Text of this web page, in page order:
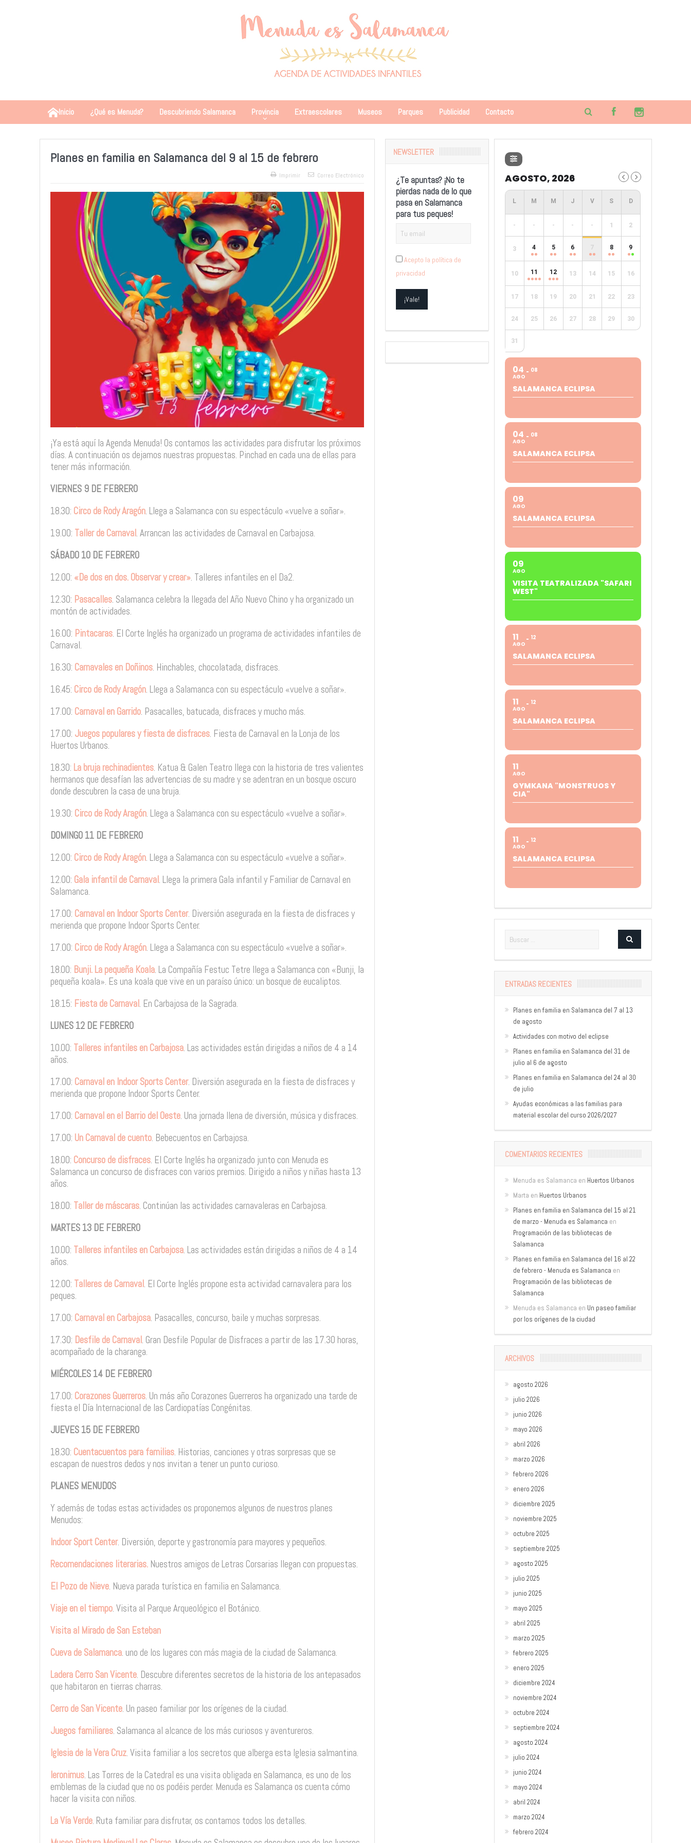
Inicio ¿Qué es Menuda? Descubriendo Salamanca Provincia Extraescolares Museos Parques Publicidad Contacto
Planes en familia en Salamanca del 9 al 15 de febrero
Imprimir Correo Electrónico
¡Ya está aquí la Agenda Menuda! Os contamos las actividades para disfrutar los próximos
días. A continuación os dejamos nuestras propuestas. Pinchad en cada una de ellas para
tener más información.
VIERNES 9 DE FEBRERO
18.30: Circo de Rody Aragón. Llega a Salamanca con su espectáculo «vuelve a soñar».
19.00: Taller de Carnaval. Arrancan las actividades de Carnaval en Carbajosa.
SÁBADO 10 DE FEBRERO
12.00: «De dos en dos. Observar y crear». Talleres infantiles en el Da2.
12.30: Pasacalles. Salamanca celebra la llegada del Año Nuevo Chino y ha organizado un
montón de actividades.
16.00: Pintacaras. El Corte Inglés ha organizado un programa de actividades infantiles de
Carnaval.
16.30: Carnavales en Doñinos. Hinchables, chocolatada, disfraces.
16.45: Circo de Rody Aragón. Llega a Salamanca con su espectáculo «vuelve a soñar».
17.00: Carnaval en Garrido. Pasacalles, batucada, disfraces y mucho más.
17.00: Juegos populares y fiesta de disfraces. Fiesta de Carnaval en la Lonja de los
Huertos Urbanos.
18.30: La bruja rechinadientes. Katua & Galen Teatro llega con la historia de tres valientes
hermanos que desafían las advertencias de su madre y se adentran en un bosque oscuro
donde descubren la casa de una bruja.
19.30: Circo de Rody Aragón. Llega a Salamanca con su espectáculo «vuelve a soñar».
DOMINGO 11 DE FEBRERO
12.00: Circo de Rody Aragón. Llega a Salamanca con su espectáculo «vuelve a soñar».
12.00: Gala infantil de Carnaval. Llega la primera Gala infantil y Familiar de Carnaval en
Salamanca.
17.00: Carnaval en Indoor Sports Center. Diversión asegurada en la fiesta de disfraces y
merienda que propone Indoor Sports Center.
17.00: Circo de Rody Aragón. Llega a Salamanca con su espectáculo «vuelve a soñar».
18.00: Bunji. La pequeña Koala. La Compañía Festuc Tetre llega a Salamanca con «Bunji, la
pequeña koala». Es una koala que vive en un paraíso único: un bosque de eucaliptos.
18.15: Fiesta de Carnaval. En Carbajosa de la Sagrada.
LUNES 12 DE FEBRERO
10.00: Talleres infantiles en Carbajosa. Las actividades están dirigidas a niños de 4 a 14
años.
17.00: Carnaval en Indoor Sports Center. Diversión asegurada en la fiesta de disfraces y
merienda que propone Indoor Sports Center.
17.00: Carnaval en el Barrio del Oeste. Una jornada llena de diversión, música y disfraces.
17.00: Un Carnaval de cuento. Bebecuentos en Carbajosa.
18.00: Concurso de disfraces. El Corte Inglés ha organizado junto con Menuda es
Salamanca un concurso de disfraces con varios premios. Dirigido a niños y niñas hasta 13
años.
18.00: Taller de máscaras. Continúan las actividades carnavaleras en Carbajosa.
MARTES 13 DE FEBRERO
10.00: Talleres infantiles en Carbajosa. Las actividades están dirigidas a niños de 4 a 14
años.
12.00: Talleres de Carnaval. El Corte Inglés propone esta actividad carnavalera para los
peques.
17.00: Carnaval en Carbajosa. Pasacalles, concurso, baile y muchas sorpresas.
17.30: Desfile de Carnaval. Gran Desfile Popular de Disfraces a partir de las 17.30 horas,
acompañado de la charanga.
MIÉRCOLES 14 DE FEBRERO
17.00: Corazones Guerreros. Un más año Corazones Guerreros ha organizado una tarde de
fiesta el Día Internacional de las Cardiopatías Congénitas.
JUEVES 15 DE FEBRERO
18.30: Cuentacuentos para familias. Historias, canciones y otras sorpresas que se
escapan de nuestros dedos y nos invitan a tener un punto curioso.
PLANES MENUDOS
Y además de todas estas actividades os proponemos algunos de nuestros planes
Menudos:
Indoor Sport Center. Diversión, deporte y gastronomía para mayores y pequeños.
Recomendaciones literarias.Nuestros amigos de Letras Corsarias llegan con propuestas.
El Pozo de Nieve. Nueva parada turística en familia en Salamanca.
Viaje en el tiempo. Visita al Parque Arqueológico el Botánico.
Visita al Mirado de San Esteban
Cueva de Salamanca. uno de los lugares con más magia de la ciudad de Salamanca.
Ladera Cerro San Vicente. Descubre diferentes secretos de la historia de los antepasados
que habitaron en tierras charras.
Cerro de San Vicente. Un paseo familiar por los orígenes de la ciudad.
Juegos familiares. Salamanca al alcance de los más curiosos y aventureros.
Iglesia de la Vera Cruz. Visita familiar a los secretos que alberga esta Iglesia salmantina.
Ieronimus. Las Torres de la Catedral es una visita obligada en Salamanca, es uno de los
emblemas de la ciudad que no os podéis perder. Menuda es Salamanca os cuenta cómo
hacer la visita con niños.
La Vía Verde. Ruta familiar para disfrutar, os contamos todos los detalles.
NEWSLETTER
¿Te apuntas? ¡No te
pierdas nada de lo que
pasa en Salamanca
para tus peques!
Acepto la política de
privacidad
AGOSTO, 2026
- - - - - 1 2
3 4 5 6 7 8 9
10 11 12 13 14 15 16
17 18 19 20 21 22 23
24 25 26 27 28 29 30
31
04
AGO
08
SALAMANCA ECLIPSA
04
AGO
08
SALAMANCA ECLIPSA
09
AGO
SALAMANCA ECLIPSA
09
AGO
VISITA TEATRALIZADA "SAFARI
WEST"
11
AGO
12
SALAMANCA ECLIPSA
11
AGO
12
SALAMANCA ECLIPSA
11
AGO
GYMKANA "MONSTRUOS Y
CIA"
11
AGO
12
SALAMANCA ECLIPSA
ENTRADAS RECIENTES
Planes en familia en Salamanca del 7 al 13
de agosto
Actividades con motivo del eclipse
Planes en familia en Salamanca del 31 de
julio al 6 de agosto
Planes en familia en Salamanca del 24 al 30
de julio
Ayudas económicas a las familias para
material escolar del curso 2026/2027
COMENTARIOS RECIENTES
Menuda es Salamanca en Huertos Urbanos
Marta en Huertos Urbanos
Planes en familia en Salamanca del 15 al 21
de marzo - Menuda es Salamanca en
Programación de las bibliotecas de
Salamanca
Planes en familia en Salamanca del 16 al 22
de febrero - Menuda es Salamanca en
Programación de las bibliotecas de
Salamanca
Menuda es Salamanca en Un paseo familiar
por los orígenes de la ciudad
ARCHIVOS
agosto 2026
julio 2026
junio 2026
mayo 2026
abril 2026
marzo 2026
febrero 2026
enero 2026
diciembre 2025
noviembre 2025
octubre 2025
septiembre 2025
agosto 2025
julio 2025
junio 2025
mayo 2025
abril 2025
marzo 2025
febrero 2025
enero 2025
diciembre 2024
noviembre 2024
octubre 2024
septiembre 2024
agosto 2024
julio 2024
junio 2024
mayo 2024
abril 2024
marzo 2024
febrero 2024